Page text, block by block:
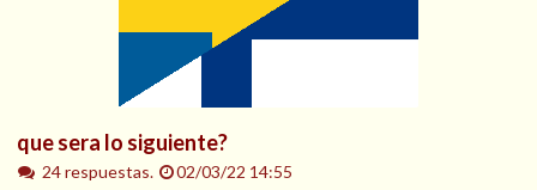
que sera lo siguiente?
24 respuestas.
02/03/22 14:55